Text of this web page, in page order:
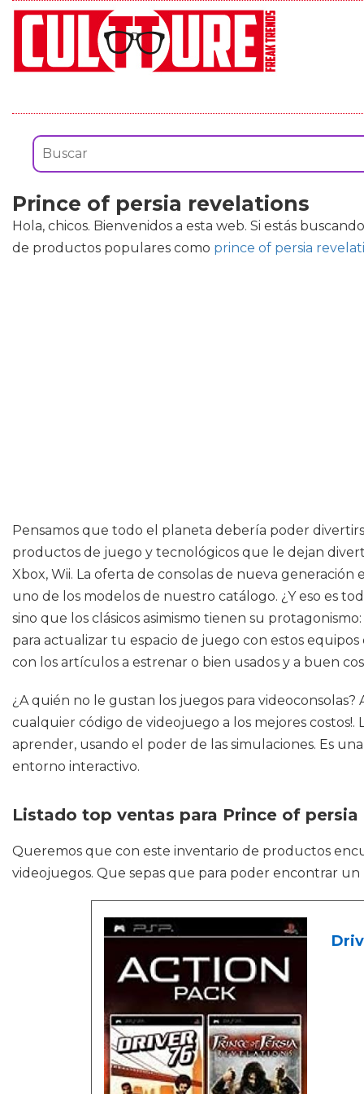
Prince of persia revelations
Hola, chicos. Bienvenidos a esta web. Si estás
de productos populares como prince of persia
Pensamos que todo el planeta debería poder
productos de juego y tecnológicos que le dejan
Xbox, Wii. La oferta de consolas de nueva generación
uno de los modelos de nuestro catálogo. ¿Y eso es
sino que los clásicos asimismo tienen su
para actualizar tu espacio de juego con estos
con los artículos a estrenar o bien usados y a buen
¿A quién no le gustan los juegos para
cualquier código de videojuego a los mejores
aprender, usando el poder de las simulaciones. Es
entorno interactivo.
Listado top ventas para Prince of
Queremos que con este inventario de productos
videojuegos. Que sepas que para poder encontrar